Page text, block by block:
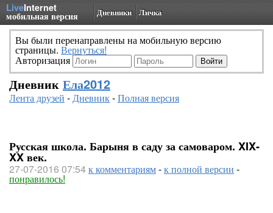
LiveInternet
мобильная версия Дневники Личка
Вы были перенаправлены на мобильную версию
страницы. Вернуться!
Авторизация
Дневник Ела2012
Лента друзей -Дневник-Полная версия
Русская школа. Барыня в саду за самоваром. XIX-
XX век.
27-07-2016 07:54к комментариям-к полной версии -
понравилось!